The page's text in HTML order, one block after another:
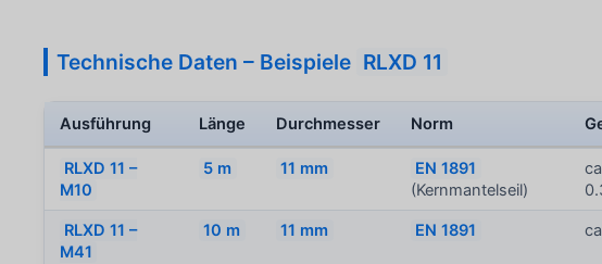
Technische Daten – Beispiele RLXD 11
Ausführung Länge Durchmesser Norm
RLXD 11 –
M10
5 m 11 mm
EN 1891
(Kernmantelseil)
RLXD 11 –
M41
10 m 11 mm EN 1891